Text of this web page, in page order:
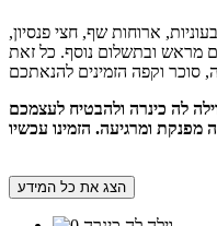
ארוחות שף, חצי פנסיון,
מראש ובתשלום נוסף. כל זאת
לה כינרה ולהבטיח לעצמכם
הצג את כל המידע